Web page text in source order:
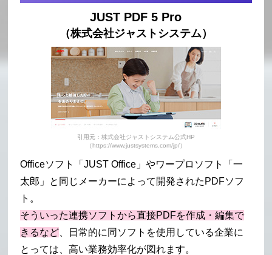
JUST PDF 5 Pro
（株式会社ジャストシステム）
引用元：株式会社ジャストシステム公式HP
（https://www.justsystems.com/jp/）
Officeソフト「JUST Office」やワープロソフト「一
太郎」と同じメーカーによって開発されたPDFソフ
ト。
そういった連携ソフトから直接PDFを作成・編集で
きるなど 、日常的に同ソフトを使用している企業に
とっては、高い業務効率化が図れます。